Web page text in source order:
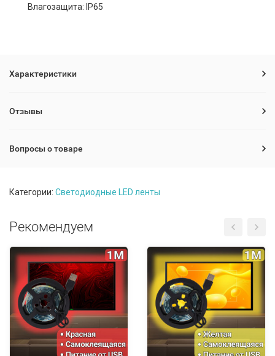
Влагозащита: IP65
Характеристики
Отзывы
Вопросы о товаре
Категории: Светодиодные LED ленты
Рекомендуем